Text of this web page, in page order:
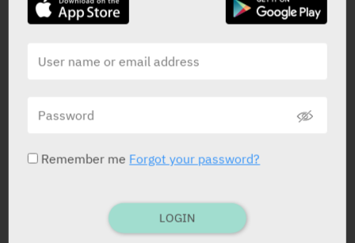
Remember me Forgot your password?
LOGIN